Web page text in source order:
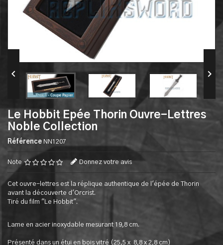
 
Le Hobbit Epée Thorin Ouvre-Lettres
Noble Collection
Référence NN1207
Note Donnez votre avis
Cet ouvre-lettres est la réplique authentique de l'épée de Thorin
avant la découverte d'Orcrist.
Tiré du film "Le Hobbit".
Lame en acier inoxydable mesurant 19,8 cm.
Présenté dans un étui en bois vitré (25,5 x 8,8 x 2,8 cm)